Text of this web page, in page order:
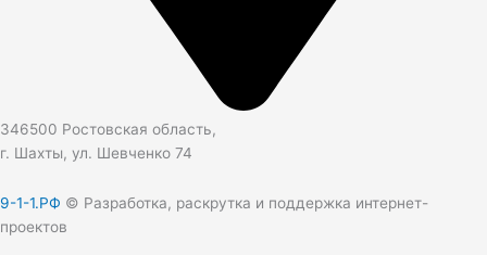
346500 Ростовская область,
г. Шахты, ул. Шевченко 74
9-1-1.РФ © Разработка, раскрутка и поддержка интернет-
проектов